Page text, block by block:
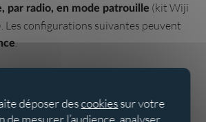
par radio, en mode patrouille (kit Wiji
Les configurations suivantes peuvent
.
et exploiter les
déposer descookiessur votre
de mesurer l’audience, analyser